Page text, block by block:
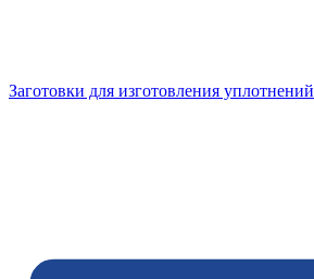
Заготовки для изготовления